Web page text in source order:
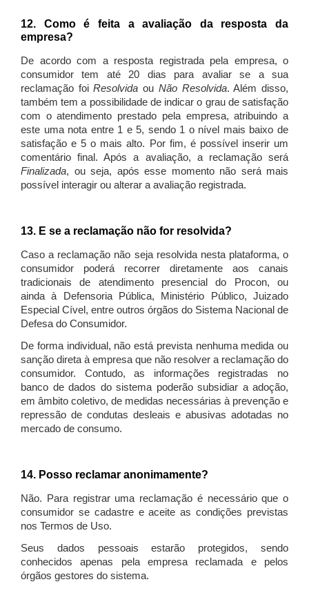
12. Como é feita a avaliação da resposta da
empresa?
De acordo com a resposta registrada pela empresa, o
consumidor tem até 20 dias para avaliar se a sua
reclamação foiResolvida ou Não Resolvida. Além disso,
também tem a possibilidade de indicar o grau de satisfação
com o atendimento prestado pela empresa, atribuindo a
este uma nota entre 1 e 5, sendo 1 o nível mais baixo de
satisfação e 5 o mais alto. Por fim, é possível inserir um
comentário final. Após a avaliação, a reclamação será
Finalizada, ou seja, após esse momento não será mais
possível interagir ou alterar a avaliação registrada.
13. E se a reclamação não for resolvida?
Caso a reclamação não seja resolvida nesta plataforma, o
consumidor poderá recorrer diretamente aos canais
tradicionais de atendimento presencial do Procon, ou
ainda à Defensoria Pública, Ministério Público, Juizado
Especial Cível, entre outros órgãos do Sistema Nacional de
Defesa do Consumidor.
De forma individual, não está prevista nenhuma medida ou
sanção direta à empresa que não resolver a reclamação do
consumidor. Contudo, as informações registradas no
banco de dados do sistema poderão subsidiar a adoção,
em âmbito coletivo, de medidas necessárias à prevenção e
repressão de condutas desleais e abusivas adotadas no
mercado de consumo.
14. Posso reclamar anonimamente?
Não. Para registrar uma reclamação é necessário que o
consumidor se cadastre e aceite as condições previstas
nos Termos de Uso.
Seus dados pessoais estarão protegidos, sendo
conhecidos apenas pela empresa reclamada e pelos
órgãos gestores do sistema.